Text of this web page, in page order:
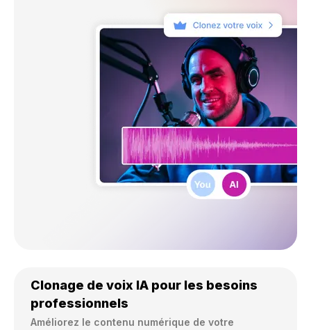
Clonage de voix IA pour les besoins
professionnels
Améliorez le contenu numérique de votre